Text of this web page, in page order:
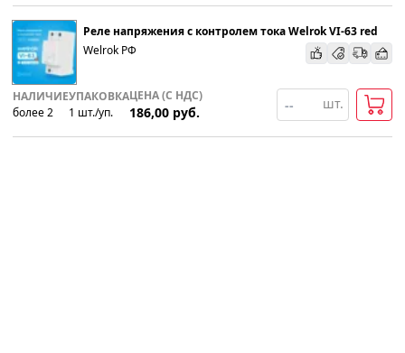
Реле напряжения с контролем тока Welrok VI-63 red
Welrok РФ
НАЛИЧИЕ
более 2
УПАКОВКА
1 шт./уп.
ЦЕНА (С НДС)
186,00 руб.
шт.